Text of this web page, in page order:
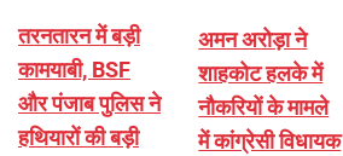
तरनतारन में बड़ी
कामयाबी, BSF
और पंजाब पुलिस ने
हथियारों की बड़ी
अमन अरोड़ा ने
शाहकोट हलके में
नौकरियों के मामले
में कांग्रेसी विधायक